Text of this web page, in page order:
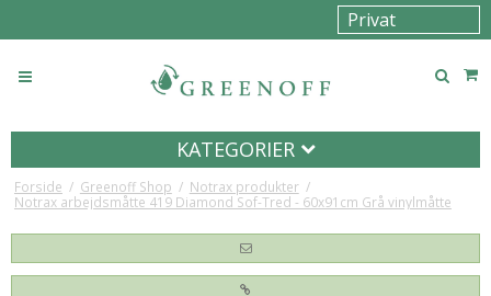
KATEGORIER
Forside / Greenoff Shop / Notrax produkter /
Notrax arbejdsmåtte 419 Diamond Sof-Tred - 60x91cm Grå vinylmåtte